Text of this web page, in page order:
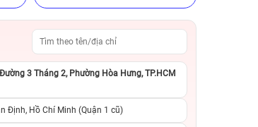
chính hãng
13.990.000đ
19.990.000đ
3 Tháng 2, Phường Hòa Hưng, TP.HCM
Định, Hồ Chí Minh (Quận 1 cũ)